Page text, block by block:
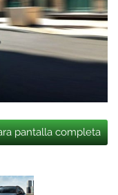
pantalla completa